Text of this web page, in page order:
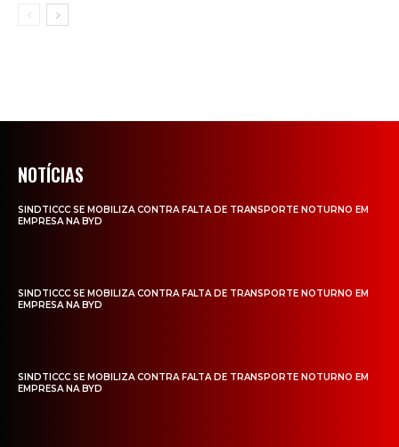
NOTÍCIAS
SINDTICCC SE MOBILIZA CONTRA FALTA DE TRANSPORTE NOTURNO EM
EMPRESA NA BYD
SINDTICCC SE MOBILIZA CONTRA FALTA DE TRANSPORTE NOTURNO EM
EMPRESA NA BYD
SINDTICCC SE MOBILIZA CONTRA FALTA DE TRANSPORTE NOTURNO EM
EMPRESA NA BYD